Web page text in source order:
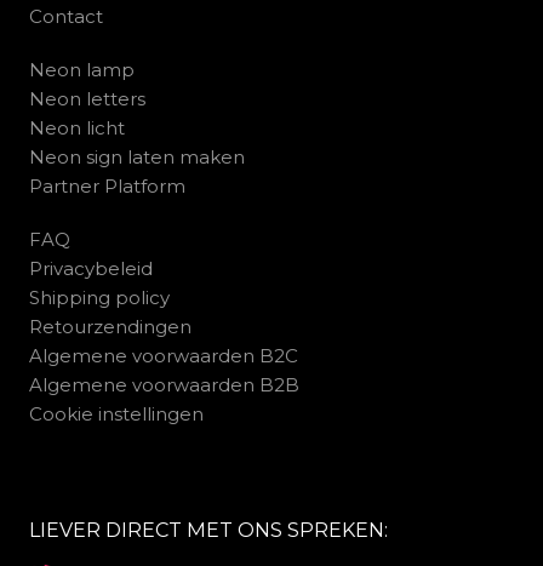
Contact
Neon lamp
Neon letters
Neon licht
Neon sign laten maken
Partner Platform
FAQ
Privacybeleid
Shipping policy
Retourzendingen
Algemene voorwaarden B2C
Algemene voorwaarden B2B
Cookie instellingen
LIEVER DIRECT MET ONS SPREKEN: